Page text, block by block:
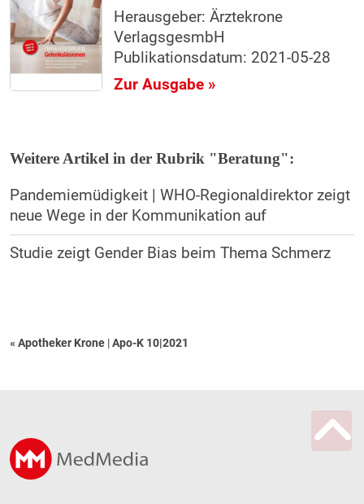
Herausgeber: Ärztekrone
VerlagsgesmbH
Publikationsdatum: 2021-05-28
Zur Ausgabe »
Weitere Artikel in der Rubrik "Beratung":
Pandemiemüdigkeit | WHO-Regionaldirektor zeigt
neue Wege in der Kommunikation auf
Studie zeigt Gender Bias beim Thema Schmerz
« Apotheker Krone |Apo-K 10|2021